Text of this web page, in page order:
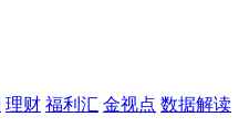
理财 福利汇 金视点 数据解读